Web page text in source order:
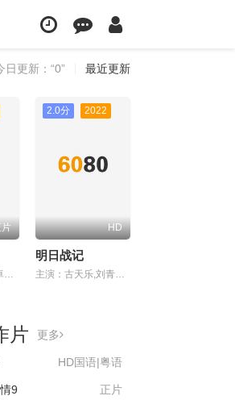
日更新：“0” 最近更新
主演：刘青云,蔡卓妍,林峯,李若彤,谭凯,陈家乐,汤怡,何珮瑜,吴浩康,洪天明,车婉婉,斌子,李菁,马志威,杨天宇,胡子彤,朱鉴然,马睿瀚
2.0分 2022
HD
明日战记
主演：古天乐,刘青云,刘嘉玲,姜皓文,谢君豪,吴倩,万国鹏,张家辉,刘浩良,麦天枢
片 更多
HD国语|粤语
正片
9